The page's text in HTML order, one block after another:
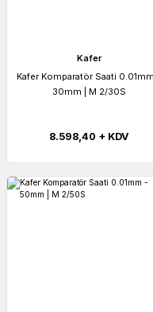
Kafer
Kafer Komparatör Saati
30mm | M 2/30S
8.598,40 + KDV